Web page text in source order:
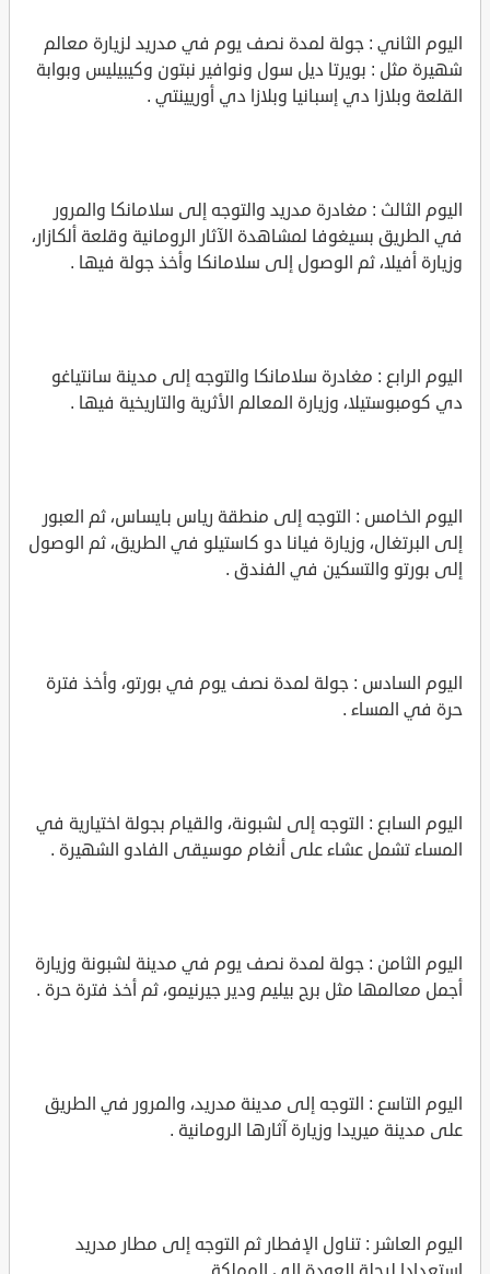
اليوم الثاني : جولة لمدة نصف يوم في مدريد لزيارة معالم
شهيرة مثل : بويرتا ديل سول ونوافير نبتون وكيبيليس وبوابة
القلعة وبلازا دي إسبانيا وبلازا دي أوريينتي .
اليوم الثالث : مغادرة مدريد والتوجه إلى سلامانكا والمرور
في الطريق بسيغوفا لمشاهدة الآثار الرومانية وقلعة ألكازار،
وزيارة أفيلا، ثم الوصول إلى سلامانكا وأخذ جولة فيها .
اليوم الرابع : مغادرة سلامانكا والتوجه إلى مدينة سانتياغو
دي كومبوستيلا، وزيارة المعالم الأثرية والتاريخية فيها .
اليوم الخامس : التوجه إلى منطقة رياس بايساس، ثم العبور
إلى البرتغال، وزيارة فيانا دو كاستيلو في الطريق، ثم الوصول
إلى بورتو والتسكين في الفندق .
اليوم السادس : جولة لمدة نصف يوم في بورتو، وأخذ فترة
حرة في المساء .
اليوم السابع : التوجه إلى لشبونة، والقيام بجولة اختيارية في
المساء تشمل عشاء على أنغام موسيقى الفادو الشهيرة .
اليوم الثامن : جولة لمدة نصف يوم في مدينة لشبونة وزيارة
أجمل معالمها مثل برج بيليم ودير جيرنيمو، ثم أخذ فترة حرة .
اليوم التاسع : التوجه إلى مدينة مدريد، والمرور في الطريق
على مدينة ميريدا وزيارة آثارها الرومانية .
اليوم العاشر : تناول الإفطار ثم التوجه إلى مطار مدريد